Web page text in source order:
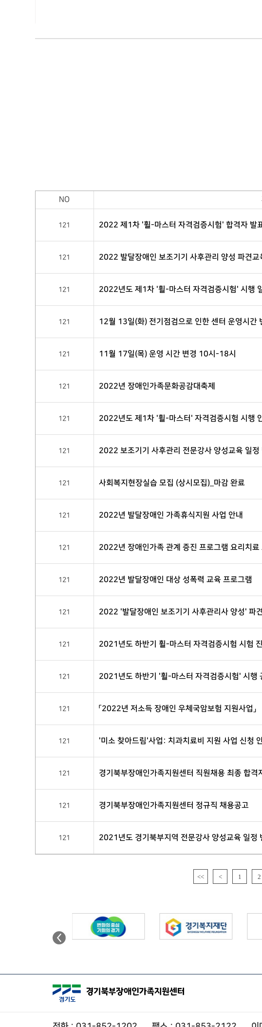
NO
121 2022 제1차 '휠-마스터 자격검증시험' 합격자 발
121 2022 발달장애인 보조기기 사후관리 양성 파견교
121 2022년도 제1차 '휠-마스터 자격검증시험' 시행
121 12월 13일(화) 전기점검으로 인한 센터 운영시간
121 11월 17일(목) 운영 시간 변경 10시-18시
121 2022년 장애인가족문화공감대축제
121 2022년도 제1차 '휠-마스터' 자격검증시험 시행
121 2022 보조기기 사후관리 전문강사 양성교육 일정
121 사회복지현장실습 모집 (상시모집)_마감 완료
121 2022년 발달장애인 가족휴식지원 사업 안내
121 2022년 장애인가족 관계 증진 프로그램 요리치료
121 2022년 발달장애인 대상 성폭력 교육 프로그램
121 2022 '발달장애인 보조기기 사후관리사 양성' 파
121 2021년도 하반기 휠-마스터 자격검증시험 시험
121 2021년도 하반기 '휠-마스터 자격검증시험' 시행
121 「2022년 저소득 장애인 우체국암보험 지원사업」
121 '미소 찾아드림'사업: 치과치료비 지원 사업 신청
121 경기북부장애인가족지원센터 직원채용 최종 합격
121 경기북부장애인가족지원센터 정규직 채용공고
121 2021년도 경기북부지역 전문강사 양성교육 일정
<< < 1 2